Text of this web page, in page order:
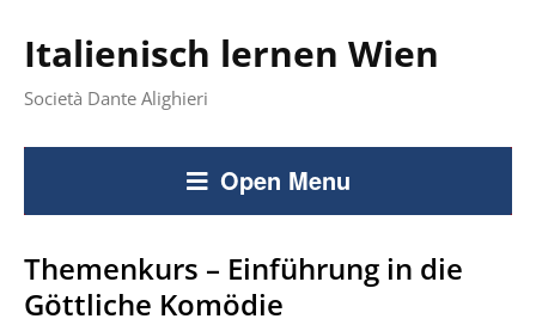
Italienisch lernen Wien
Società Dante Alighieri
Open Menu
Themenkurs – Einführung in die
Göttliche Komödie